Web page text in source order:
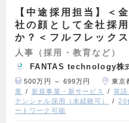
【中途採用担当】＜
社の顔として全社採
か？＜フルフレックス
人事（採用・教育など）
FANTAS technology株
500万円 ～ 699万円 東京
業
新規事業・新サービス 英語
テンシャル採用（未経験可）
20
ートワーク可能